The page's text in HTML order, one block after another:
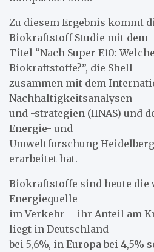
Zu diesem Ergebnis kommt
Biokraftstoff-Studie mit dem
Titel “Nach Super E10:
Biokraftstoffe?”, die Shell
zusammen mit dem
Nachhaltigkeitsanalysen
und -strategien (IINAS) und
Energie- und
Umweltforschung
erarbeitet hat.
Biokraftstoffe sind heute
Energiequelle
im Verkehr – ihr Anteil am
liegt in Deutschland
bei 5,6%, in Europa bei 4,5%